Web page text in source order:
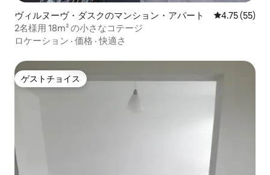
ヴィルヌーヴ・ダスクのマンション・アパート レビュー55
4.75 (55)
2名様用 18m² の小さなコテージ
ロケーション · 価格 ·快適さ
ゲストチョイス
ゲストチョイス